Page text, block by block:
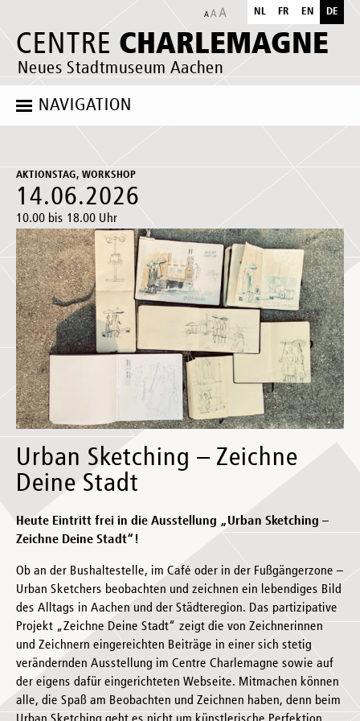
CENTRE CHARLEMAGNE
Neues Stadtmuseum Aachen
NL FR EN DE
NAVIGATION
AKTIONSTAG, WORKSHOP
14.06.2026
10.00 bis 18.00 Uhr
Urban Sketching – Zeichne
Deine Stadt
Heute Eintritt frei in die Ausstellung „Urban Sketching –
Zeichne Deine Stadt“!
Ob an der Bushaltestelle, im Café oder in der Fußgängerzone –
Urban Sketchers beobachten und zeichnen ein lebendiges Bild
des Alltags in Aachen und der Städteregion. Das partizipative
Projekt „Zeichne Deine Stadt“ zeigt die von Zeichnerinnen
und Zeichnern eingereichten Beiträge in einer sich stetig
verändernden Ausstellung im Centre Charlemagne sowie auf
der eigens dafür eingerichteten Webseite. Mitmachen können
alle, die Spaß am Beobachten und Zeichnen haben, denn beim